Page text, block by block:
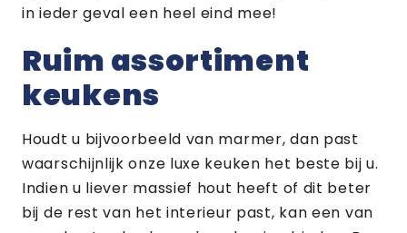
in ieder geval een heel eind mee!
Ruim assortiment
keukens
Houdt u bijvoorbeeld van marmer, dan past
waarschijnlijk onze luxe keuken het beste bij u.
Indien u liever massief hout heeft of dit beter
bij de rest van het interieur past, kan een van